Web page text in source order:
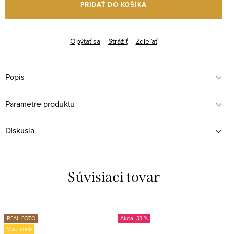
PRIDAŤ DO KOŠÍKA
Opýtať sa Strážiť Zdieľať
Popis
Parametre produktu
Diskusia
Súvisiaci tovar
REAL FOTO
Viac farieb
-33 %